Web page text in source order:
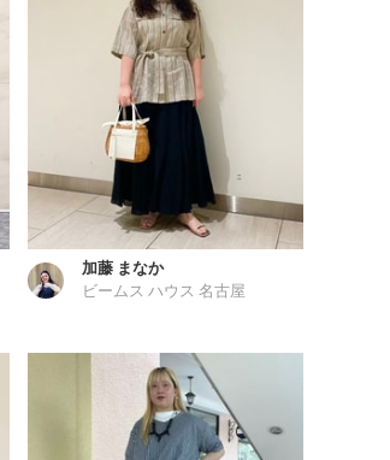
加藤 まなか
ビームス ハウス 名古屋